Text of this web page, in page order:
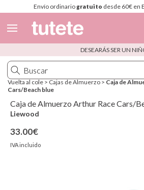
Envío ordinariogratuito desde 60€ en
Español
Italiano
Inglés
DESEARÁS SER UN
Vuelta al cole > Cajas de Almuerzo > Caja de
Cars/Beach blue
Caja de Almuerzo Arthur Race Cars/
Liewood
33.00€
IVA incluido